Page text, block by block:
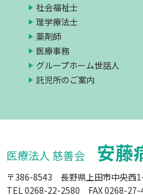
社会福祉士
理学療法士
薬剤師
医療事務
グループホーム世話人
託児所のご案内
医療法人 慈善会 安藤
〒386-8543 長野県上田市中央西
TEL 0268-22-2580 FAX 0268-27-